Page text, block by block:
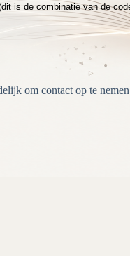
is de combinatie van de
om contact op te